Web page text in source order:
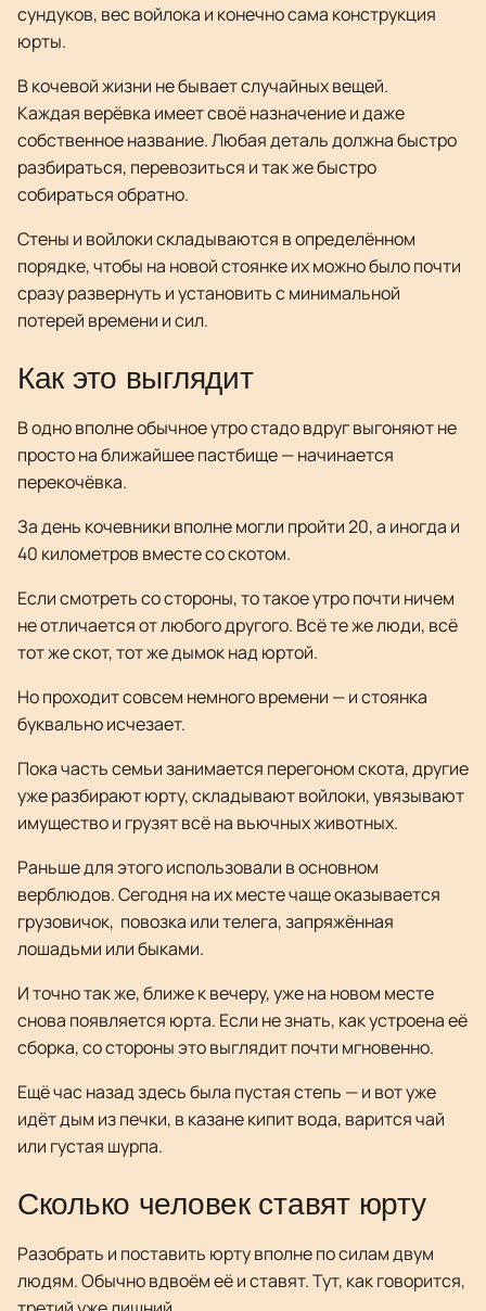
сундуков, вес войлока и конечно сама конструкция
юрты.
В кочевой жизни не бывает случайных вещей.
Каждая верёвка имеет своё назначение и даже
собственное название. Любая деталь должна быстро
разбираться, перевозиться и так же быстро
собираться обратно.
Стены и войлоки складываются в определённом
порядке, чтобы на новой стоянке их можно было почти
сразу развернуть и установить с минимальной
потерей времени и сил.
Как это выглядит
В одно вполне обычное утро стадо вдруг выгоняют не
просто на ближайшее пастбище — начинается
перекочёвка.
За день кочевники вполне могли пройти 20, а иногда и
40 километров вместе со скотом.
Если смотреть со стороны, то такое утро почти ничем
не отличается от любого другого. Всё те же люди, всё
тот же скот, тот же дымок над юртой.
Но проходит совсем немного времени — и стоянка
буквально исчезает.
Пока часть семьи занимается перегоном скота, другие
уже разбирают юрту, складывают войлоки, увязывают
имущество и грузят всё на вьючных животных.
Раньше для этого использовали в основном
верблюдов. Сегодня на их месте чаще оказывается
грузовичок, повозка или телега, запряжённая
лошадьми или быками.
И точно так же, ближе к вечеру, уже на новом месте
снова появляется юрта. Если не знать, как устроена её
сборка, со стороны это выглядит почти мгновенно.
Ещё час назад здесь была пустая степь — и вот уже
идёт дым из печки, в казане кипит вода, варится чай
или густая шурпа.
Сколько человек ставят юрту
Разобрать и поставить юрту вполне по силам двум
людям. Обычно вдвоём её и ставят. Тут, как говорится,